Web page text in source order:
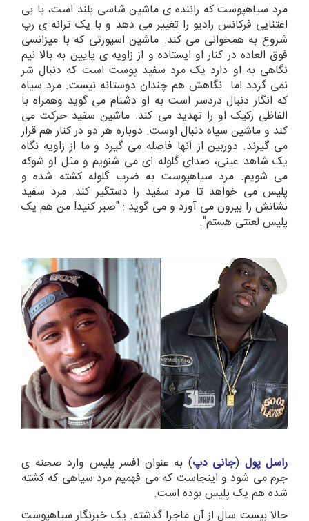
مرد سیاهپوست که راننده ی ماشین شاسی بلند است، با بی
اعتنایی فرکانس رادیو را تغییر می دهد و با یک ترانه ی رپ
شروع به همخوانی می کند. ماشین اسپورتی که با میزانسی
فوق العاده در کنار او ایستاده و از زاویه ی پایین به بالا نیم
نگاهی به او دارد یک مرد سفید پوست است که دنبال شر
نمی گردد اما نگاهش هم چندان دوستانه نیست. مرد سیاه
که انگار دنبال دردسر است به او دشنام می گوید وهمراه با
الفاظی رکیک او را تهدید می کند. ماشین سفید حرکت می
کند و ماشین سیاه دنبال اوست. دوباره هر دو در کنار هم قرار
می گیرند. دوربین از آنها فاصله می گیرد و ما از زاویه نگاه
یک شاهد عینی، صدای گلوله ای می شنویم و مثل او شوکه
می شویم. مرد سیاهپوست به ضرب گلوله کشته شده و
پلیس می خواهد تا مرد سفید را دستگیر کند. مرد سفید
نشانش را بیرون می آورد و می گوید : "صبر کنید! من هم یک
پلیس لعنتی هستم".
راسل پول (جانی دپ) به عنوان افسر پلیس وارد صحنه ی
جرم می شود و اینجاست که می فهمیم مرد سیاهی که کشته
شده هم یک پلیس بوده است.
حالا بیست سال از آن ماجرا گذشته. یک خبرنگار سیاهپوست